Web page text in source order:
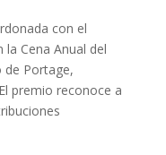
con el
Cena Anual del
de Portage,
premio reconoce a